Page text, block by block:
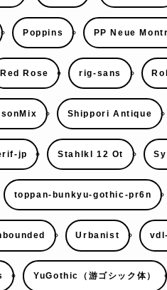
Poppins PP Neue
Red Rose rig-sans
Shippori Antique
jp Stahlkl 12 Ot
toppan-bunkyu-gothic-pr6n
Urbanist
YuGothic（游ゴシック体）